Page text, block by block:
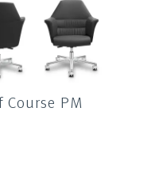
Course PM